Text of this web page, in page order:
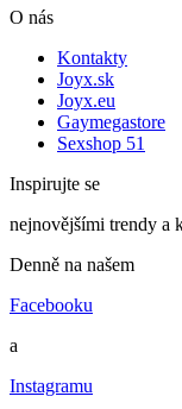
O nás
Kontakty
Joyx.sk
Joyx.eu
Gaymegastore
Sexshop 51
Inspirujte se
nejnovějšími trendy a
Denně na našem
Facebooku
a
Instagramu